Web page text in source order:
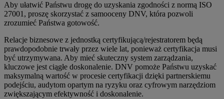
Aby ułatwić Państwu drogę do uzyskania zgodności z normą ISO
27001, proszę skorzystać z samooceny DNV, która pozwoli
zrozumieć Państwa gotowość.
Relacje biznesowe z jednostką certyfikującą/rejestratorem będą
prawdopodobnie trwały przez wiele lat, ponieważ certyfikacja musi
być utrzymywana. Aby mieć skuteczny system zarządzania,
kluczowe jest ciągłe doskonalenie. DNV pomoże Państwu uzyskać
maksymalną wartość w procesie certyfikacji dzięki partnerskiemu
podejściu, audytom opartym na ryzyku oraz cyfrowym narzędziom
zwiększającym efektywność i doskonalenie.